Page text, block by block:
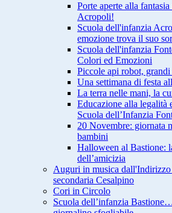
Porte aperte alla
Acropoli!
Scuola dell'infanzia
emozione trova il suo
Scuola dell'infanzia
Colori ed Emozioni
Piccole api robot,
Una settimana di festa
La terra nelle mani, la
Educazione alla legalità
Scuola dell’Infanzia
20 Novembre: giornata
bambini
Halloween al Bastione:
dell’amicizia
Auguri in musica
secondaria Cesalpino
Cori in Circolo
Scuola dell’infanzia